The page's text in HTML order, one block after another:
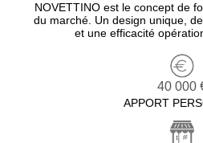
NOVETTINO est le concept de
du marché. Un design unique,
et une efficacité
40 000
APPORT